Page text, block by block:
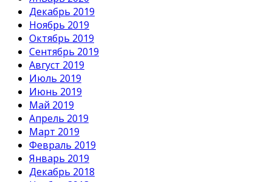
Декабрь 2019
Ноябрь 2019
Октябрь 2019
Сентябрь 2019
Август 2019
Июль 2019
Июнь 2019
Май 2019
Апрель 2019
Март 2019
Февраль 2019
Январь 2019
Декабрь 2018